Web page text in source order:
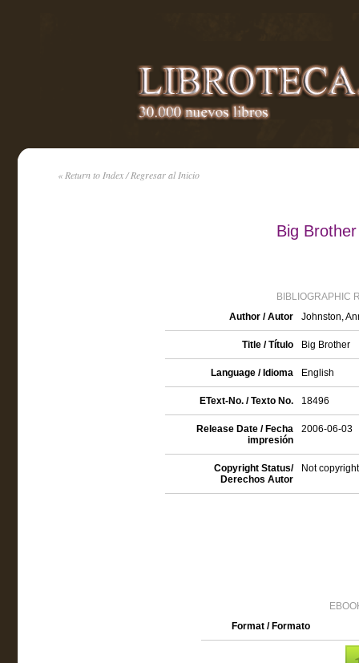
« Return to Index / Regresar al Inicio
Big
BIBLIOGRAPHIC
Author / Autor
Johnston,
Title / Título Big Brother
Language / Idioma English
EText-No. / Texto No. 18496
Release Date / Fecha
impresión
2006-06-03
Copyright Status/
Derechos Autor
Not
Format / Formato